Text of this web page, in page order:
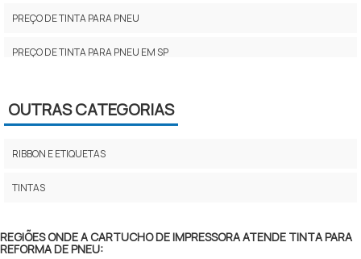
PREÇO DE TINTA PARA PNEU
PREÇO DE TINTA PARA PNEU EM SP
TINTA INKJET EPSON
TINTA INKJET HP
TINTA LISTRAR FIOS E CABOS
TINTA PARA BANDA DE ROLDAGEM
OUTRAS CATEGORIAS
RIBBON E ETIQUETAS
TINTAS
REGIÕES ONDE A CARTUCHO DE IMPRESSORA ATENDE TINTA PARA
REFORMA DE PNEU: